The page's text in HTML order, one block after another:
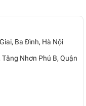
Ba Đình, Hà Nội
Nhơn Phú B, Quận